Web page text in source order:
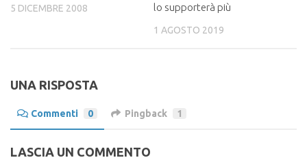
5 DICEMBRE 2008
lo supporterà più
1 AGOSTO 2019
UNA RISPOSTA
Commenti 0 Pingback 1
LASCIA UN COMMENTO